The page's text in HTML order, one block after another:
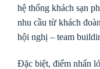
hệ thống khách sạn
nhu cầu từ khách
hội nghị – team
Đặc biệt, điểm nhấn